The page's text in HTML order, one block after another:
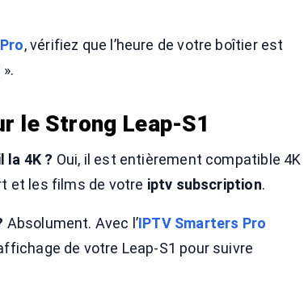
, vérifiez que l’heure de votre boîtier est
le Strong Leap-S1
la 4K ? Oui, il est entièrement compatible 4K
et les films de votre iptv subscription.
Absolument. Avec l’IPTV Smarters Pro
de votre Leap-S1 pour suivre